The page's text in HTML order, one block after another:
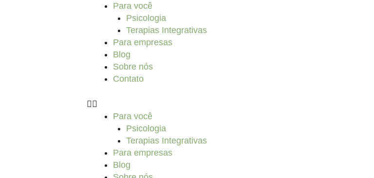
Para você
Psicologia
Terapias Integrativas
Para empresas
Blog
Sobre nós
Contato
Para você
Psicologia
Terapias Integrativas
Para empresas
Blog